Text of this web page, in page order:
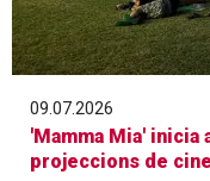
09.07.2026
'Mamma Mia'
projeccions de